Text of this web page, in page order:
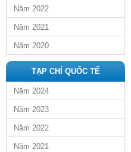
Năm 2022
Năm 2021
Năm 2020
TẠP CHÍ QUỐC TẾ
Năm 2024
Năm 2023
Năm 2022
Năm 2021